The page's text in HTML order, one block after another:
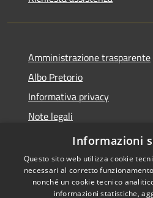
Amministrazione trasparente
Albo Pretorio
Informativa privacy
Note legali
Dichiarazione di accessibilità
Informazioni
Questo sito web utilizza cookie
necessari al corretto
nonché un cookie tecnico
informazioni statistiche,